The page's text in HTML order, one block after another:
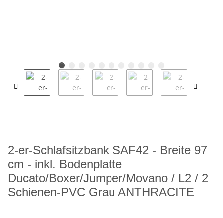
2-er-Schlafsitzbank SAF42 - Breite 97
cm - inkl. Bodenplatte
Ducato/Boxer/Jumper/Movano / L2 / 2
Schienen-PVC Grau ANTHRACITE